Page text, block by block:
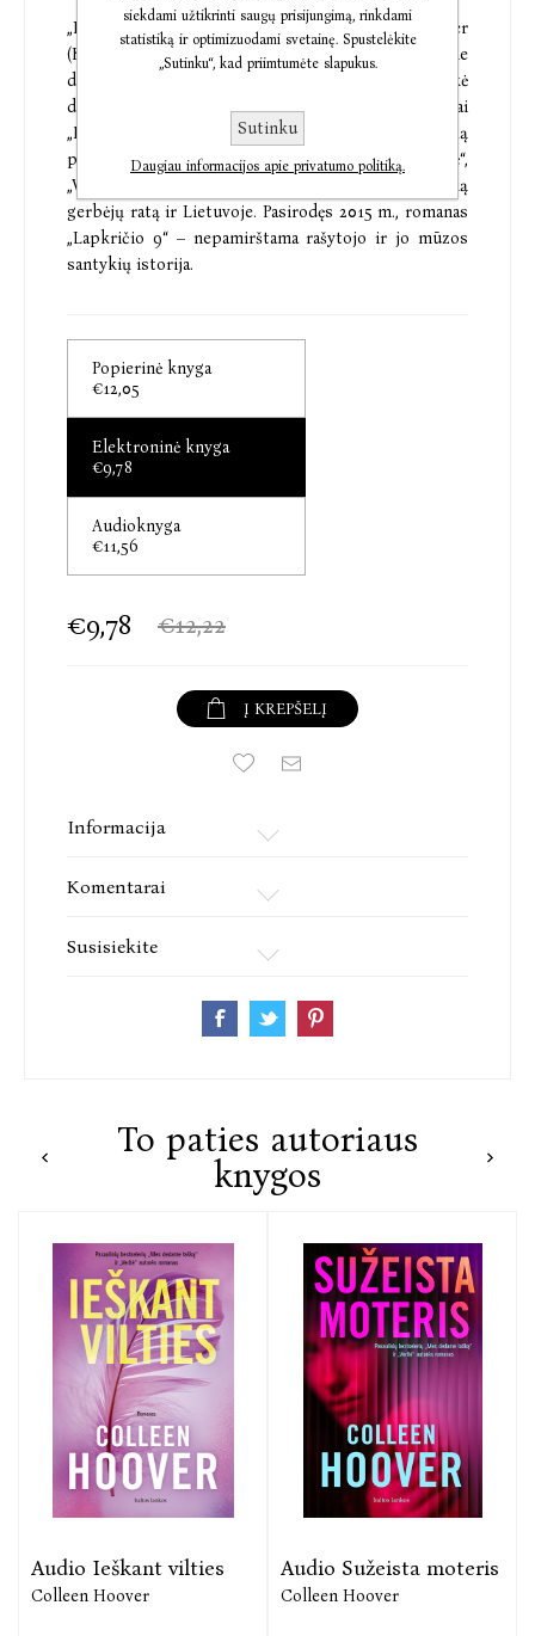
„New York Times“ bestselerių autorė Colleen Hoover
(Kolyn Hūver, gim. 1979) iš pradžių dirbo socialine
darbuotoja, vėliau pasuko rašytojos keliu ir sulaukė
didelės sėkmės visame pasaulyje. Autorės romanai
„Mes dedame tašką“, „Mes pradedame iš naujo“, „Ką
praleidau, kol miegojai“, „Veritė“, „Bjauri meilė“,
„Viskas primena tave“ ir „Jei ne tu“ subūrė milžinišką
gerbėjų ratą ir Lietuvoje. Pasirodęs 2015 m., romanas
„Lapkričio 9“ – nepamirštama rašytojo ir jo mūzos
santykių istorija.
Popierinė knyga
€12,05
Elektroninė knyga
€9,78
Audioknyga
€11,56
€9,78 €12,22
Į KREPŠELĮ
Informacija
Komentarai
Susisiekite
To paties autoriaus
knygos
Audio Ieškant vilties
Colleen Hoover
Audio Sužeista moteris
Colleen Hoover
siekdami užtikrinti saugų prisijungimą, rinkdami
statistiką ir optimizuodami svetainę. Spustelėkite
„Sutinku“, kad priimtumėte slapukus.
Sutinku
Daugiau informacijos apie privatumo politiką.